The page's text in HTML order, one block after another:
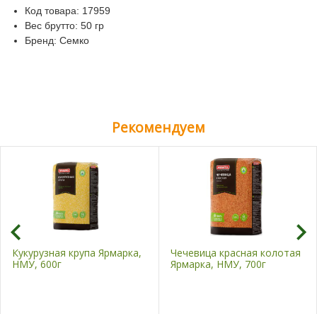
Код товара: 17959
Вес брутто: 50 гр
Бренд: Семко
Рекомендуем
Кукурузная крупа Ярмарка,
НМУ, 600г
Чечевица красная колотая
Ярмарка, НМУ, 700г